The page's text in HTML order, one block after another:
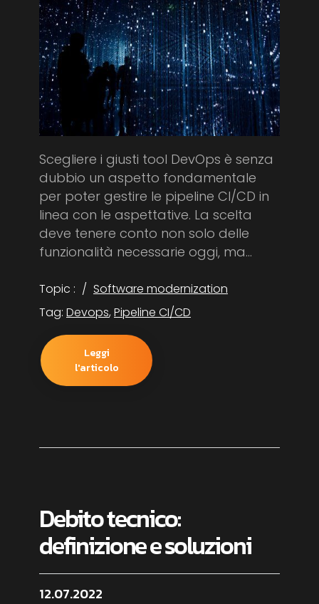
Scegliere i giusti tool DevOps è senza
dubbio un aspetto fondamentale
per poter gestire le pipeline CI/CD in
linea con le aspettative. La scelta
deve tenere conto non solo delle
funzionalità necessarie oggi, ma...
Topic :
Software modernization
Tag: Devops, Pipeline CI/CD
Leggi
l'articolo
Debito tecnico:
definizione e soluzioni
12.07.2022